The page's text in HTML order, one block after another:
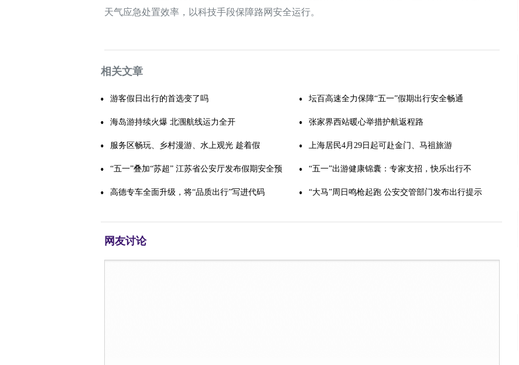
天气应急处置效率，以科技手段保障路网安全运行。
相关文章
游客假日出行的首选变了吗 坛百高速全力保障“五一”假期出行安全畅通
海岛游持续火爆 北涠航线运力全开 张家界西站暖心举措护航返程路
服务区畅玩、乡村漫游、水上观光 趁着假
期“趣”打卡
上海居民4月29日起可赴金门、马祖旅游
“五一”叠加“苏超” 江苏省公安厅发布假期安全预
警
“五一”出游健康锦囊：专家支招，快乐出行不
踩“坑”
高德专车全面升级，将“品质出行”写进代码 “大马”周日鸣枪起跑 公安交管部门发布出行提示
网友讨论